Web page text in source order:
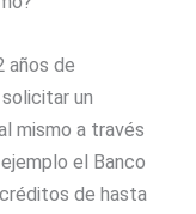
años de
un
mismo a través
el Banco
de hasta